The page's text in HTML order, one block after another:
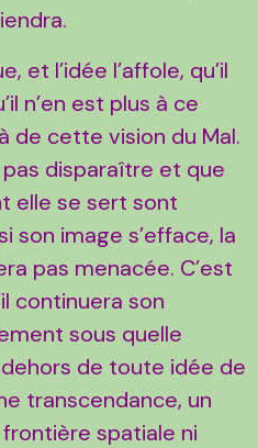
et l’idée l’affole, qu’il
n’en est plus à ce
de cette vision du Mal.
disparaître et que
elle se sert sont
son image s’efface, la
pas menacée. C’est
continuera son
sous quelle
de toute idée de
transcendance, un
spatiale ni